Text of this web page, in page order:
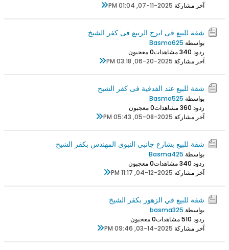
آخر مشاركة 07-11-2025, 01:04 PM
شقة للبيع فى ابرج الربيع فى كفر الشيخ
بواسطة Basma625
ردود 0
34 مشاهدات
0 معجبون
آخر مشاركة 06-20-2025, 03:18 PM
شقة للبيع عند الفدقية فى كفر الشيخ
بواسطة Basma525
ردود 0
36 مشاهدات
0 معجبون
آخر مشاركة 05-08-2025, 05:43 PM
شقة للبيع بشارع جانبى النبوى المهندس بكفر الشيخ
بواسطة Basma425
ردود 0
34 مشاهدات
0 معجبون
آخر مشاركة 04-12-2025, 11:17 PM
شقة للبيع في الزهور بكفر الشيخ
بواسطة basma325
ردود 0
51 مشاهدات
0 معجبون
آخر مشاركة 03-14-2025, 09:46 PM